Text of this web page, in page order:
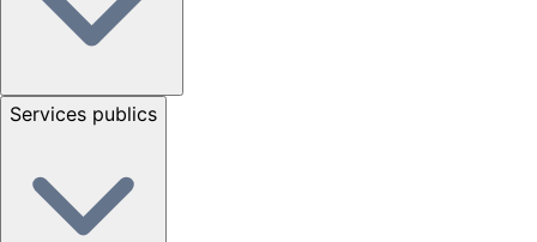
Services publics